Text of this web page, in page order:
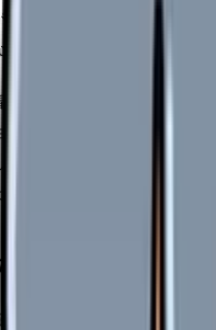
変わった理由を患者さんが理
こと」です。
護師が薬効や同等性を断定す
説明します」「前の薬と一
す」「気になる症状があれ
に、確認先と次の行動を伝
いこと
の変更は、後から経過を追